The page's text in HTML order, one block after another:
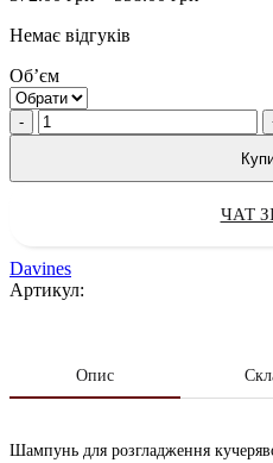
Немає відгуків
Обʼєм
Quantity
ЧАТ
Davines
Артикул:
Опис
Шампунь для розгладження